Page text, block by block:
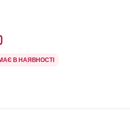
В НАЯВНОСТІ